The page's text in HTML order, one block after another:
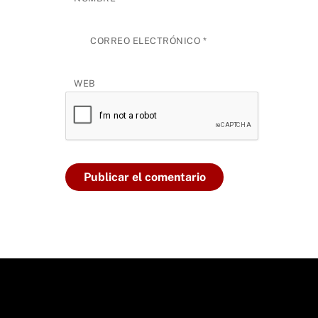
CORREO ELECTRÓNICO *
WEB